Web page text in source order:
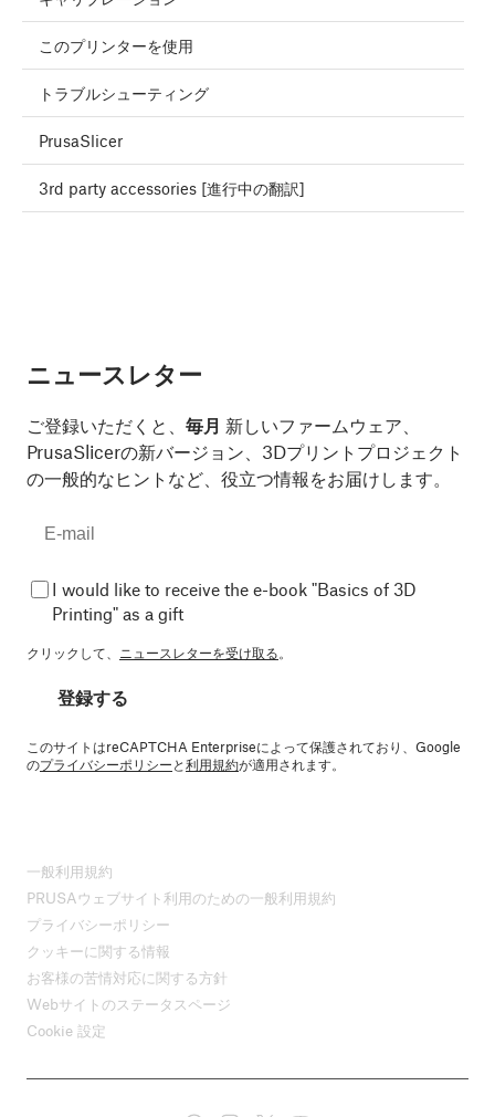
このプリンターを使用
トラブルシューティング
PrusaSlicer
3rd party accessories [進行中の翻訳]
ニュースレター
ご登録いただくと、 毎月 新しいファームウェア、
PrusaSlicerの新バージョン、3Dプリントプロジェクト
の一般的なヒントなど、役立つ情報をお届けします。
I would like to receive the e-book "Basics of 3D
Printing" as a gift
クリックして、 ニュースレターを受け取る。
登録する
このサイトはreCAPTCHA Enterpriseによって保護されており、Google
のプライバシーポリシーと利用規約が適用されます。
一般利用規約
PRUSAウェブサイト利用のための一般利用規約
プライバシーポリシー
クッキーに関する情報
お客様の苦情対応に関する方針
Webサイトのステータスページ
Cookie 設定